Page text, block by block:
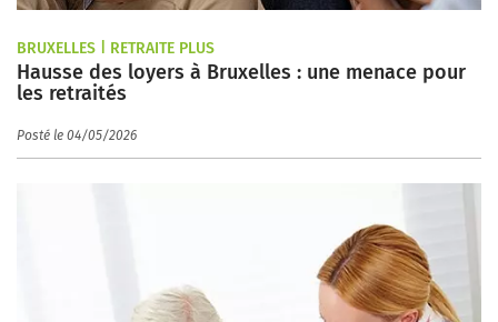
BRUXELLES | RETRAITE PLUS
Hausse des loyers à Bruxelles : une menace pour
les retraités
Posté le 04/05/2026